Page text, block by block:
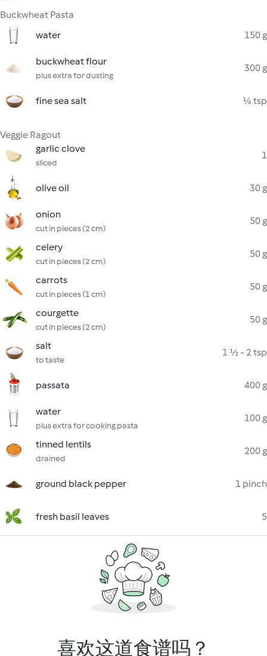
Buckwheat Pasta
water
150 g
buckwheat flour
plus extra for dusting
300 g
fine sea salt ¼ tsp
Veggie Ragout
garlic clove
sliced
1
olive oil 30 g
onion
cut in pieces (2 cm)
50 g
celery
cut in pieces (2 cm)
50 g
carrots
cut in pieces (1 cm)
50 g
courgette
cut in pieces (2 cm)
50 g
salt
to taste
1 ½ - 2 tsp
passata 400 g
water
plus extra for cooking pasta
100 g
tinned lentils
drained
200 g
ground black pepper 1 pinch
fresh basil leaves 5
喜欢这道食谱吗？